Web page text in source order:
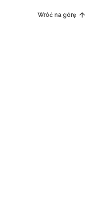
Wróć na górę